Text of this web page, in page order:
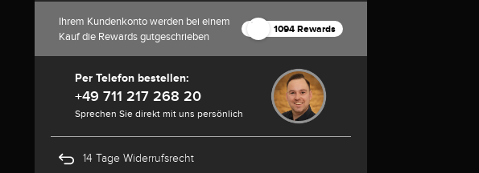
Ihrem Kundenkonto werden bei einem
Kauf die Rewards gutgeschrieben
1094 Rewards
Per Telefon bestellen:
+49 711 217 268 20
Sprechen Sie direkt mit uns persönlich
14 Tage Widerrufsrecht